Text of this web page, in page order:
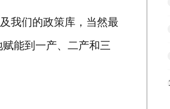
我们的政策库，当然最
能到一产、二产和三